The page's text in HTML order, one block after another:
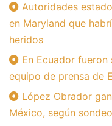
Autoridades
en Maryland que
heridos
En Ecuador
equipo de prensa de
López Obrador
México, según